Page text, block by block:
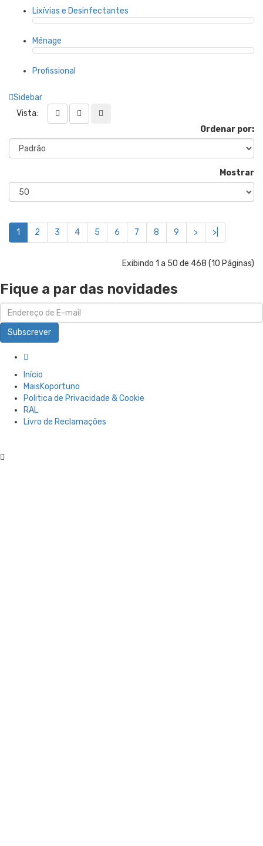
Lixívias e Desinfectantes
Ménage
Profissional
Sidebar
Vista:
Ordenar por:
Mostrar
1 2 3 4 5 6 7 8 9 > >|
Exibindo 1 a 50 de 468 (10 Páginas)
Fique a par das novidades
Subscrever
Início
MaisKoportuno
Politica de Privacidade & Cookie
RAL
Livro de Reclamações